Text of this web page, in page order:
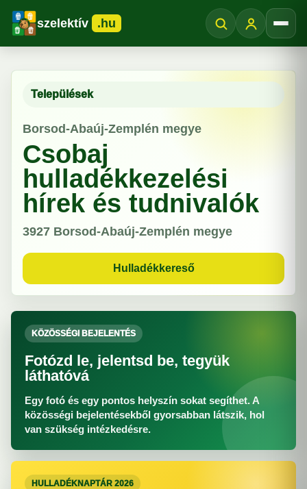
szelektív .hu
Települések
Borsod-Abaúj-Zemplén megye
Csobaj
hulladékkezelési
hírek és tudnivalók
3927 Borsod-Abaúj-Zemplén megye
Hulladékkereső
KÖZÖSSÉGI BEJELENTÉS
Fotózd le, jelentsd be, tegyük
láthatóvá
Egy fotó és egy pontos helyszín sokat segíthet. A
közösségi bejelentésekből gyorsabban látszik, hol
van szükség intézkedésre.
HULLADÉKNAPTÁR 2026